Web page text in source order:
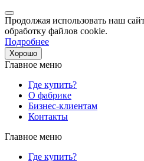
Продолжая использовать наш
обработку файлов cookie.
Подробнее
Хорошо
Главное меню
Где купить?
О фабрике
Бизнес-клиентам
Контакты
Главное меню
Где купить?